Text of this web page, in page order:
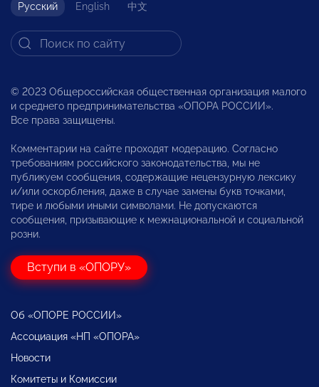
Русский English 中文
© 2023 Общероссийская общественная организация малого
и среднего предпринимательства «ОПОРА РОССИИ».
Все права защищены.
Комментарии на сайте проходят модерацию. Согласно
требованиям российского законодательства, мы не
публикуем сообщения, содержащие нецензурную лексику
и/или оскорбления, даже в случае замены букв точками,
тире и любыми иными символами. Не допускаются
сообщения, призывающие к межнациональной и социальной
розни.
Вступи в «ОПОРУ»
Об «ОПОРЕ РОССИИ»
Ассоциация «НП «ОПОРА»
Новости
Комитеты и Комиссии